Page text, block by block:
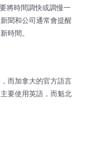
將時間調快或調慢一
聞和公司通常會提醒
時間。
而加拿大的官方語言
要使用英語，而魁北